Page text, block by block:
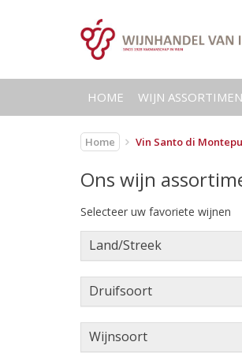
HOME WIJN
Home Vin Santo di
Ons wijn
Selecteer uw favoriete wijnen
Land/Streek
Druifsoort
Wijnsoort